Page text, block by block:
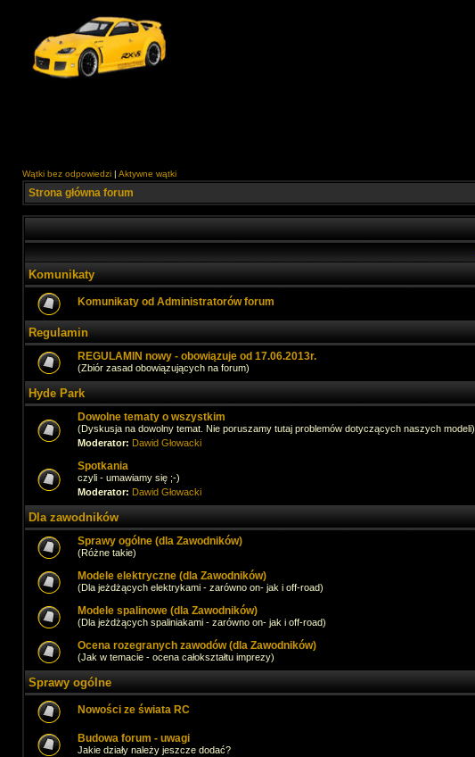
Wątki bez odpowiedzi | Aktywne wątki
Strona główna forum
Komunikaty
Komunikaty od Administratorów forum
Regulamin
REGULAMIN nowy - obowiązuje od 17.06.2013r.
(Zbiór zasad obowiązujących na forum)
Hyde Park
Dowolne tematy o wszystkim
(Dyskusja na dowolny temat. Nie poruszamy tutaj problemów dotyczących naszych modeli)
Moderator: Dawid Głowacki
Spotkania
czyli - umawiamy się ;-)
Moderator: Dawid Głowacki
Dla zawodników
Sprawy ogólne (dla Zawodników)
(Różne takie)
Modele elektryczne (dla Zawodników)
(Dla jeżdżących elektrykami - zarówno on- jak i off-road)
Modele spalinowe (dla Zawodników)
(Dla jeżdżących spaliniakami - zarówno on- jak i off-road)
Ocena rozegranych zawodów (dla Zawodników)
(Jak w temacie - ocena całokształtu imprezy)
Sprawy ogólne
Nowości ze świata RC
Budowa forum - uwagi
Jakie działy należy jeszcze dodać?